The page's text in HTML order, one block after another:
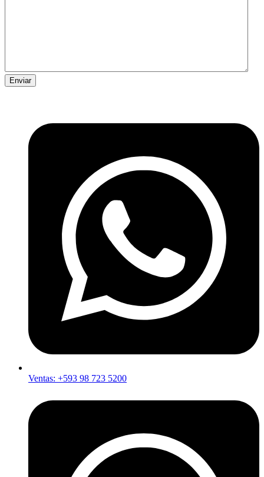
Ventas: +593 98 723 5200